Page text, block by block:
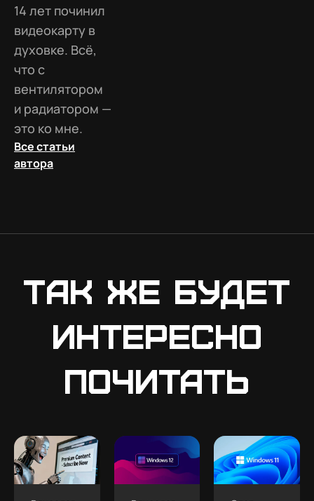
14 лет починил
видеокарту в
духовке. Всё,
что с
вентилятором
и радиатором —
это ко мне.
Все статьи
автора
Так же будет
интересно
почитать